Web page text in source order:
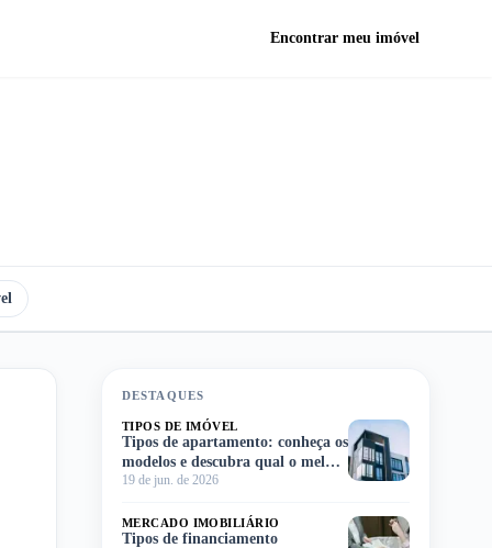
Encontrar meu imóvel
DESTAQUES
TIPOS DE IMÓVEL
Tipos de apartamento: conheça os
modelos e descubra qual o melhor
para você
19 de jun. de 2026
MERCADO IMOBILIÁRIO
Tipos de financiamento